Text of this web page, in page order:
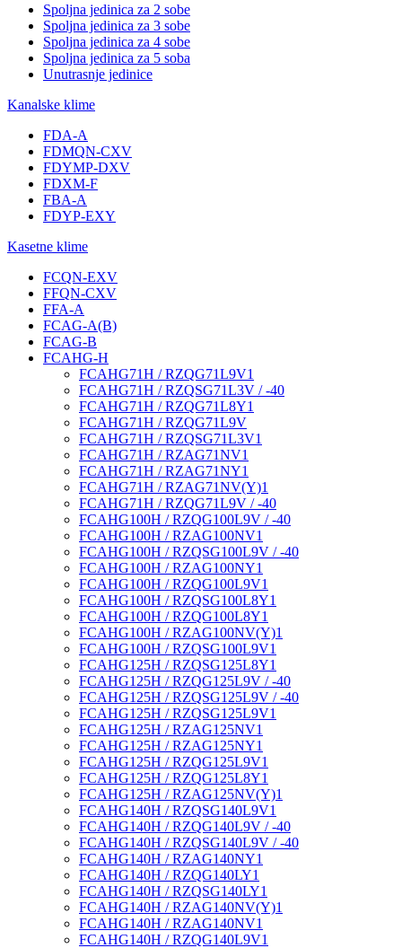
Spoljna jedinica za 2 sobe
Spoljna jedinica za 3 sobe
Spoljna jedinica za 4 sobe
Spoljna jedinica za 5 soba
Unutrasnje jedinice
Kanalske klime
FDA-A
FDMQN-CXV
FDYMP-DXV
FDXM-F
FBA-A
FDYP-EXY
Kasetne klime
FCQN-EXV
FFQN-CXV
FFA-A
FCAG-A(B)
FCAG-B
FCAHG-H
FCAHG71H / RZQG71L9V1
FCAHG71H / RZQSG71L3V / -40
FCAHG71H / RZQG71L8Y1
FCAHG71H / RZQG71L9V
FCAHG71H / RZQSG71L3V1
FCAHG71H / RZAG71NV1
FCAHG71H / RZAG71NY1
FCAHG71H / RZAG71NV(Y)1
FCAHG71H / RZQG71L9V / -40
FCAHG100H / RZQG100L9V / -40
FCAHG100H / RZAG100NV1
FCAHG100H / RZQSG100L9V / -40
FCAHG100H / RZAG100NY1
FCAHG100H / RZQG100L9V1
FCAHG100H / RZQSG100L8Y1
FCAHG100H / RZQG100L8Y1
FCAHG100H / RZAG100NV(Y)1
FCAHG100H / RZQSG100L9V1
FCAHG125H / RZQSG125L8Y1
FCAHG125H / RZQG125L9V / -40
FCAHG125H / RZQSG125L9V / -40
FCAHG125H / RZQSG125L9V1
FCAHG125H / RZAG125NV1
FCAHG125H / RZAG125NY1
FCAHG125H / RZQG125L9V1
FCAHG125H / RZQG125L8Y1
FCAHG125H / RZAG125NV(Y)1
FCAHG140H / RZQSG140L9V1
FCAHG140H / RZQG140L9V / -40
FCAHG140H / RZQSG140L9V / -40
FCAHG140H / RZAG140NY1
FCAHG140H / RZQG140LY1
FCAHG140H / RZQSG140LY1
FCAHG140H / RZAG140NV(Y)1
FCAHG140H / RZAG140NV1
FCAHG140H / RZQG140L9V1